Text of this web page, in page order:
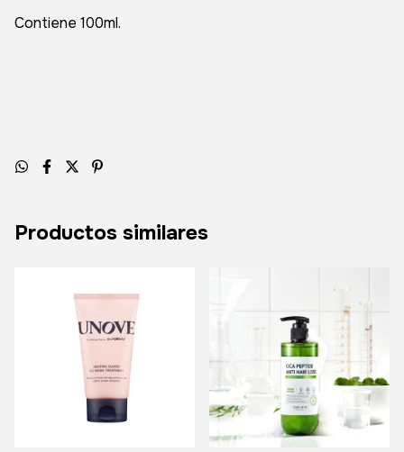
Contiene 100ml.
Productos similares